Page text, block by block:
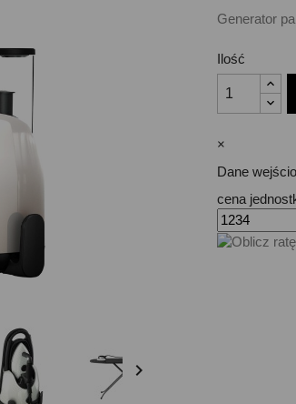

Generator
Ilość
×
Dane
cena